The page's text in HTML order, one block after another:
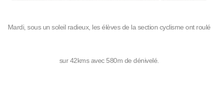
Mardi, sous un soleil radieux, les élèves de la section cyclisme ont roulé
sur 42kms avec 580m de dénivelé.